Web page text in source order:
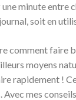
minute entre
soit en
comment faire
moyens
rapidement !
mes